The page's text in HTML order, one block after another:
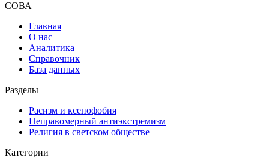
СОВА
Главная
О нас
Аналитика
Справочник
База данных
Разделы
Расизм и ксенофобия
Неправомерный антиэкстремизм
Религия в светском обществе
Категории